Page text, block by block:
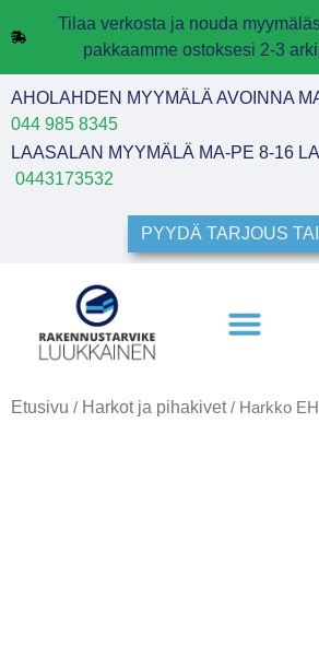
Tilaa verkosta ja nouda
pakkaamme ostoksesi 2-3
AHOLAHDEN MYYMÄLÄ AVOINNA
044 985 8345
LAASALAN MYYMÄLÄ MA-PE 8-16
0443173532
PYYDÄ TARJOUS
Etusivu / Harkot ja pihakivet/ Harkko